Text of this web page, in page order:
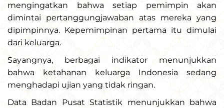
mengingatkan bahwa setiap pemimpin akan
dimintai pertanggungjawaban atas mereka yang
dipimpinnya. Kepemimpinan pertama itu dimulai
dari keluarga.
Sayangnya, berbagai indikator menunjukkan
bahwa ketahanan keluarga Indonesia sedang
menghadapi ujian yang tidak ringan.
Data Badan Pusat Statistik menunjukkan bahwa